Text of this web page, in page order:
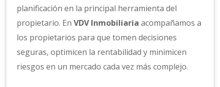
planificación en la principal herramienta del
propietario. EnVDV Inmobiliaria acompañamos a
los propietarios para que tomen decisiones
seguras, optimicen la rentabilidad y minimicen
riesgos en un mercado cada vez más complejo.